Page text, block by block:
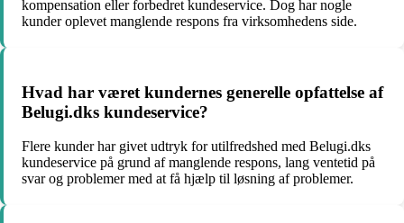
kompensation eller forbedret kundeservice. Dog har nogle
kunder oplevet manglende respons fra virksomhedens side.
Hvad har været kundernes generelle opfattelse af
Belugi.dks kundeservice?
Flere kunder har givet udtryk for utilfredshed med Belugi.dks
kundeservice på grund af manglende respons, lang ventetid på
svar og problemer med at få hjælp til løsning af problemer.